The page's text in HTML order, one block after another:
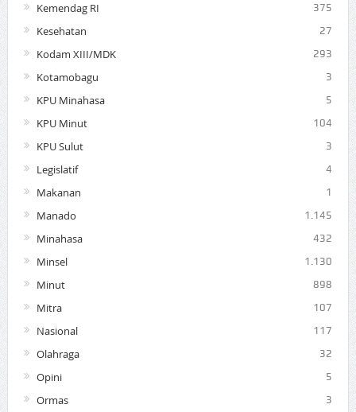
Kemendag RI 375
Kesehatan 27
Kodam XIII/MDK 293
Kotamobagu 3
KPU Minahasa 5
KPU Minut 104
KPU Sulut 3
Legislatif 4
Makanan 1
Manado 1.145
Minahasa 432
Minsel 1.130
Minut 898
Mitra 107
Nasional 117
Olahraga 32
Opini 5
Ormas 3